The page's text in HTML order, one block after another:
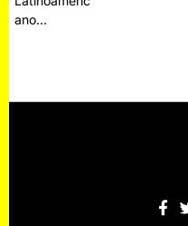
ano…